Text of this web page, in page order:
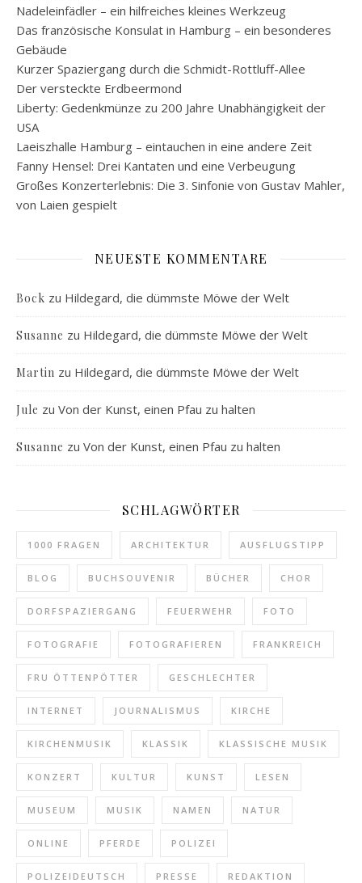
Nadeleinfädler – ein hilfreiches kleines Werkzeug
Das französische Konsulat in Hamburg – ein besonderes
Gebäude
Kurzer Spaziergang durch die Schmidt-Rottluff-Allee
Der versteckte Erdbeermond
Liberty: Gedenkmünze zu 200 Jahre Unabhängigkeit der
USA
Laeiszhalle Hamburg – eintauchen in eine andere Zeit
Fanny Hensel: Drei Kantaten und eine Verbeugung
Großes Konzerterlebnis: Die 3. Sinfonie von Gustav Mahler,
von Laien gespielt
NEUESTE KOMMENTARE
Bock zu Hildegard, die dümmste Möwe der Welt
Susanne zu Hildegard, die dümmste Möwe der Welt
Martin zu Hildegard, die dümmste Möwe der Welt
Jule zu Von der Kunst, einen Pfau zu halten
Susanne zu Von der Kunst, einen Pfau zu halten
SCHLAGWÖRTER
1000 FRAGEN ARCHITEKTUR AUSFLUGSTIPP
BLOG BUCHSOUVENIR BÜCHER CHOR
DORFSPAZIERGANG FEUERWEHR FOTO
FOTOGRAFIE FOTOGRAFIEREN FRANKREICH
FRU ÖTTENPÖTTER GESCHLECHTER
INTERNET JOURNALISMUS KIRCHE
KIRCHENMUSIK KLASSIK KLASSISCHE MUSIK
KONZERT KULTUR KUNST LESEN
MUSEUM MUSIK NAMEN NATUR
ONLINE PFERDE POLIZEI
POLIZEIDEUTSCH PRESSE REDAKTION